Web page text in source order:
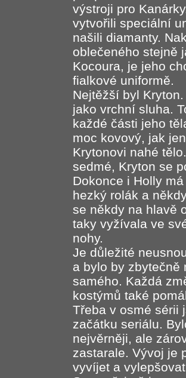
výstroji pro
vytvořili speciální
našili diamanty.
oblečeného stejně
Kocoura, je jeho
fialkové uniformě.
Nejtěžší byl
jako vrchní sluha.
každé části jeho
moc kovový, jak
Krytonovi nahé
sedmé, Kryton se
Dokonce i Holly
hezký rolák a
se někdy na hlavě
taky vyžívala ve
nohy.
Je důležité
a bylo by zbytečně
samého. Každá
kostýmů také
Třeba v osmé sérii
začátku seriálu.
nejvěrněji, ale
zastarale. Vývoj je
vyvíjet a